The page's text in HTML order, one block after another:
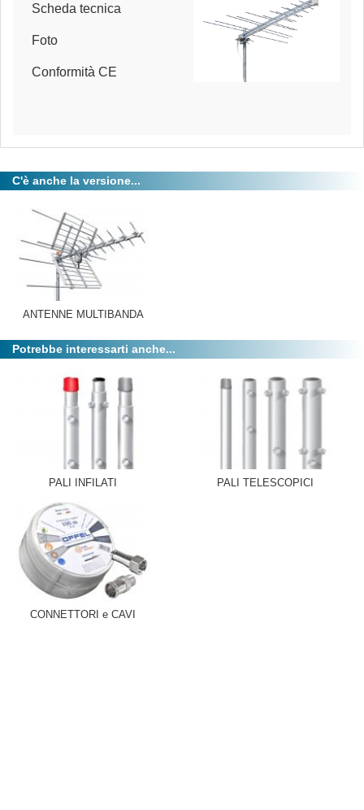
Scheda tecnica
Foto
Conformità CE
C'è anche la versione...
ANTENNE MULTIBANDA
Potrebbe interessarti anche...
PALI INFILATI PALI TELESCOPICI
CONNETTORI e CAVI